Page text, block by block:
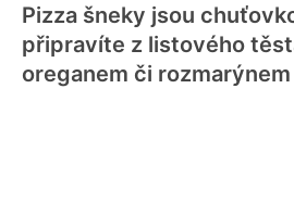
Pizza šneky jsou
připravíte z listového
oreganem či rozmarýnem